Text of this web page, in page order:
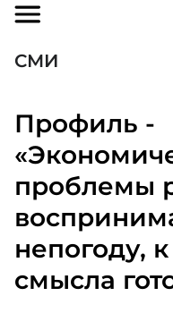
СМИ
Профиль -
проблемы
непогоду,
смысла